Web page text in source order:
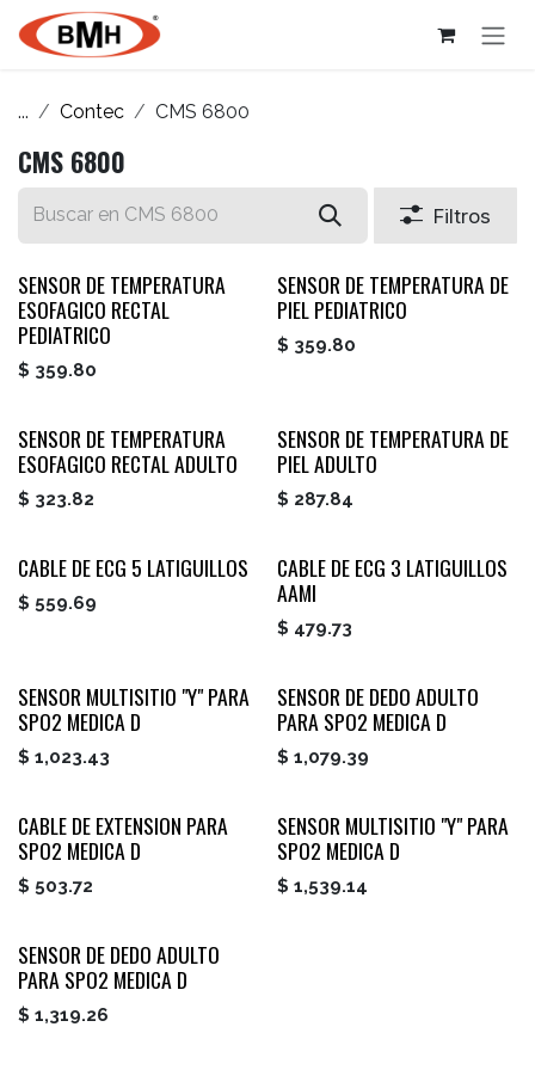
Ir al contenido
... Contec CMS 6800
CMS 6800
Filtros
SENSOR DE TEMPERATURA
ESOFAGICO RECTAL
PEDIATRICO
$ 359.80
SENSOR DE TEMPERATURA DE
PIEL PEDIATRICO
$ 359.80
SENSOR DE TEMPERATURA
ESOFAGICO RECTAL ADULTO
$ 323.82
SENSOR DE TEMPERATURA DE
PIEL ADULTO
$ 287.84
CABLE DE ECG 5 LATIGUILLOS
$ 559.69
CABLE DE ECG 3 LATIGUILLOS
AAMI
$ 479.73
SENSOR MULTISITIO "Y" PARA
SPO2 MEDICA D
$ 1,023.43
SENSOR DE DEDO ADULTO
PARA SPO2 MEDICA D
$ 1,079.39
CABLE DE EXTENSION PARA
SPO2 MEDICA D
$ 503.72
SENSOR MULTISITIO "Y" PARA
SPO2 MEDICA D
$ 1,539.14
SENSOR DE DEDO ADULTO
PARA SPO2 MEDICA D
$ 1,319.26